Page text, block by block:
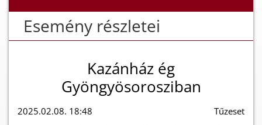
Esemény részletei
Kazánház ég
Gyöngyösorosziban
2025.02.08. 18:48 Tűzeset